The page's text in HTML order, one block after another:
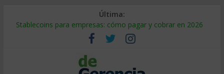
Última:
Stablecoins para empresas: cómo pagar y cobrar en 2026
Despido silencioso: qué es y por qué sale tan caro
IA en selección de personal: cómo auditarla a tiempo
Trabajo forzoso en la cadena de suministro: qué hacer
Mercado hispano de EE. UU.: cómo segmentarlo y venderle